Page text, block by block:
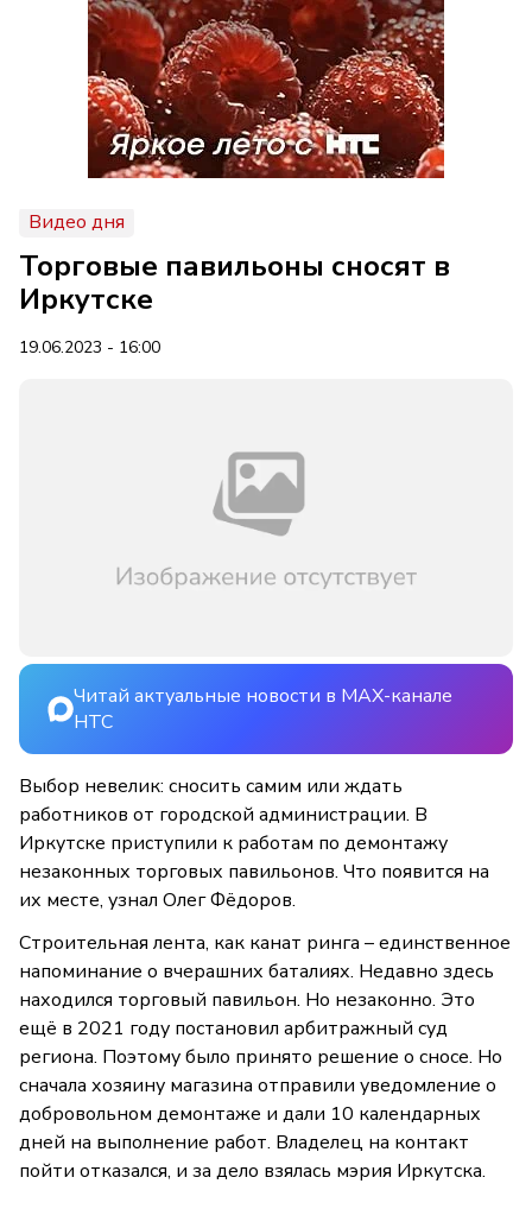
Видео дня
Торговые павильоны сносят в
Иркутске
19.06.2023 - 16:00
Читай актуальные новости в MAX-канале
НТС
Выбор невелик: сносить самим или ждать
работников от городской администрации. В
Иркутске приступили к работам по демонтажу
незаконных торговых павильонов. Что появится на
их месте, узнал Олег Фёдоров.
Строительная лента, как канат ринга – единственное
напоминание о вчерашних баталиях. Недавно здесь
находился торговый павильон. Но незаконно. Это
ещё в 2021 году постановил арбитражный суд
региона. Поэтому было принято решение о сносе. Но
сначала хозяину магазина отправили уведомление о
добровольном демонтаже и дали 10 календарных
дней на выполнение работ. Владелец на контакт
пойти отказался, и за дело взялась мэрия Иркутска.